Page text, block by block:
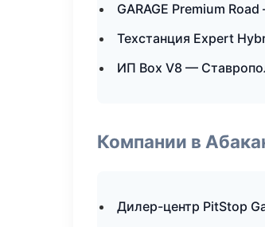
GARAGE Premium
Техстанция Expert
ИП Box V8 —
Компании в
Дилер-центр PitStop